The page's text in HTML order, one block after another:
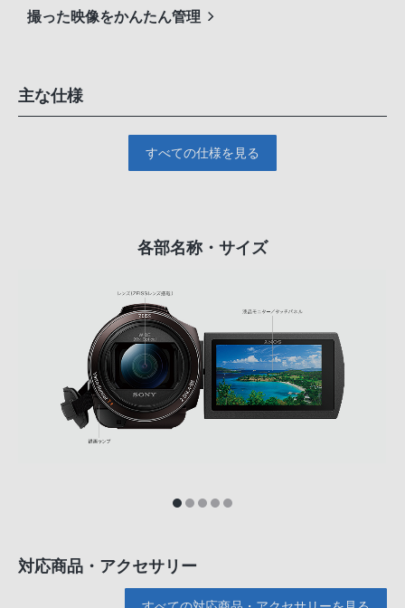
撮った映像をかんたん管理
主な仕様
すべての仕様を見る
各部名称・サイズ
対応商品・アクセサリー